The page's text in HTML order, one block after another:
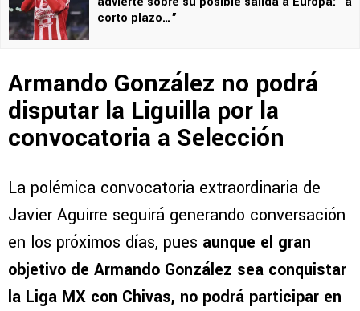
corto plazo…”
Armando González no podrá
disputar la Liguilla por la
convocatoria a Selección
La polémica convocatoria extraordinaria de
Javier Aguirre seguirá generando conversación
en los próximos días, pues aunque el gran
objetivo de Armando González sea conquistar
la Liga MX con Chivas, no podrá participar en